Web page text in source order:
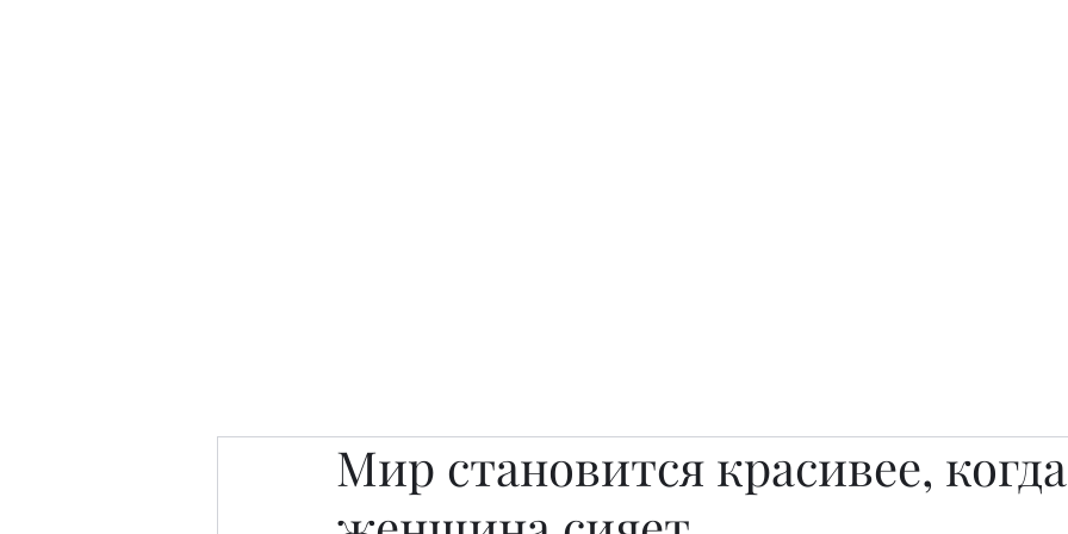
Мир становится красивее, когда